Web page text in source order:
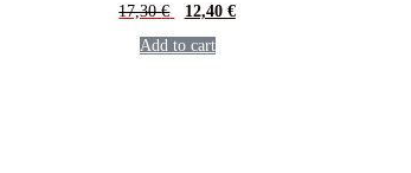
17,30€ 12,40 €
Add to cart